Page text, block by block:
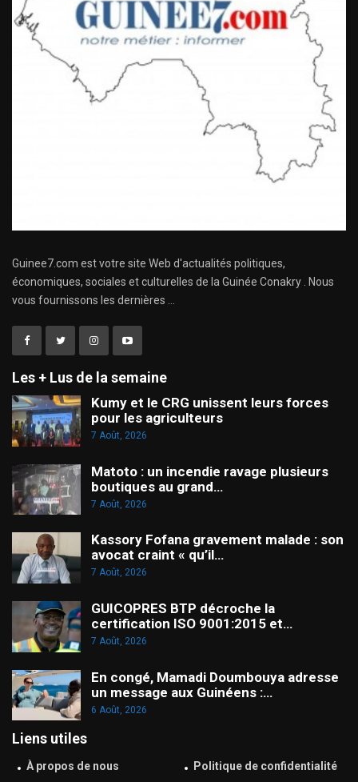
Guinee7.com est votre site Web d'actualités politiques,
économiques, sociales et culturelles de la Guinée Conakry . Nous
vous fournissons les dernières ...
Les + Lus de la semaine
Kumy et le CRG unissent leurs forces
pour les agriculteurs
7 Août, 2026
Matoto : un incendie ravage plusieurs
boutiques au grand…
7 Août, 2026
Kassory Fofana gravement malade : son
avocat craint « qu’il…
7 Août, 2026
GUICOPRES BTP décroche la
certification ISO 9001:2015 et…
7 Août, 2026
En congé, Mamadi Doumbouya adresse
un message aux Guinéens :…
6 Août, 2026
Liens utiles
À propos de nous Politique de confidentialité